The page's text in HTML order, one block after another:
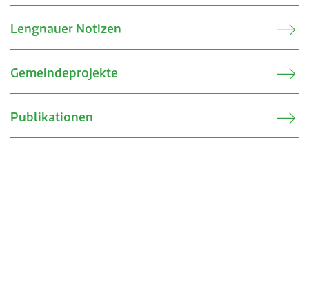
Lengnauer Notizen
Gemeindeprojekte
Publikationen